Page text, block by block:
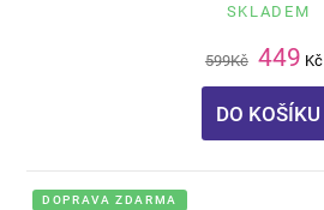
SKLADEM
599Kč 449 Kč
DO KOŠÍKU
DOPRAVA ZDARMA